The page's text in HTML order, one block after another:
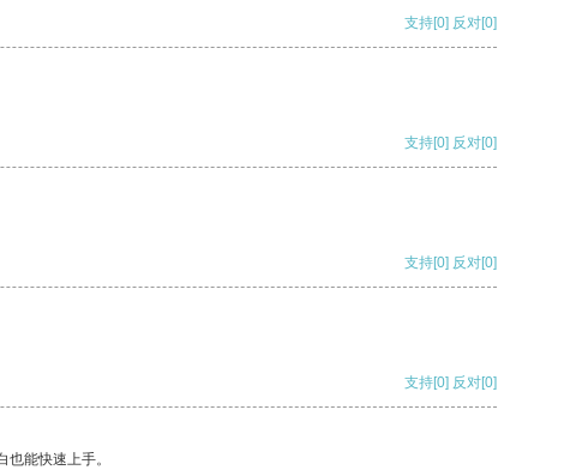
支持[0] 反对[0]
支持[0] 反对[0]
支持[0] 反对[0]
支持[0] 反对[0]
能快速上手。